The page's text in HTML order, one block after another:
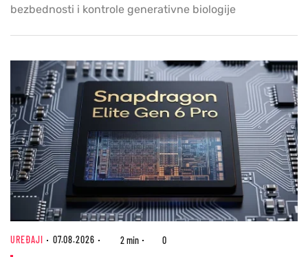
bezbednosti i kontrole generativne biologije
UREĐAJI 07.08.2026 2 min 0